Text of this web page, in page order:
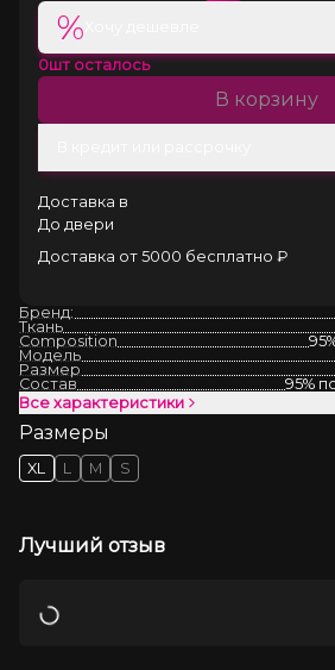
%
0шт осталось
В корзину
Доставка в
До двери
Доставка от 5000 бесплатно ₽
Бренд:
Ткань
Composition
Модель
Размер
Состав
95%
Все характеристики
Размеры
XL L M S
Лучший отзыв
Загрузка